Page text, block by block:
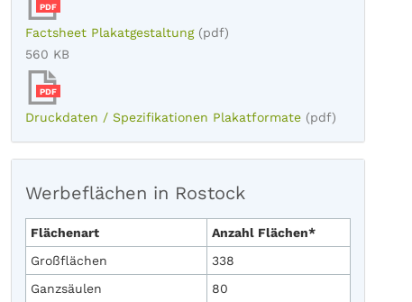
PDF
Factsheet Plakatgestaltung (pdf)
560 KB
PDF
Druckdaten / Spezifikationen Plakatformate (pdf)
Werbeflächen in Rostock
Flächenart
Anzahl Flächen*
Großflächen
338
Ganzsäulen
80